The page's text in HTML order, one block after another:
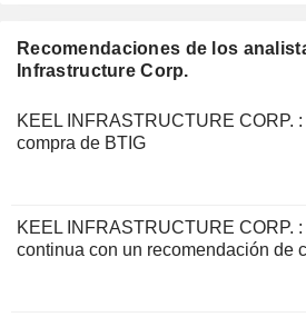
Recomendaciones de los
Infrastructure Corp.
KEEL INFRASTRUCTURE CORP.
compra de BTIG
KEEL INFRASTRUCTURE CORP.
continua con un recomendación de